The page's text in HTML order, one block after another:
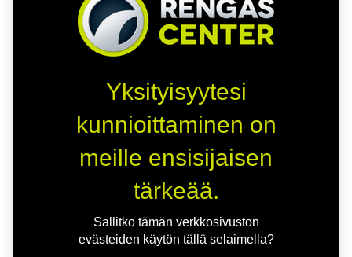
Yksityisyytesi
kunnioittaminen on
meille ensisijaisen
tärkeää.
Sallitko tämän verkkosivuston
evästeiden käytön tällä selaimella?